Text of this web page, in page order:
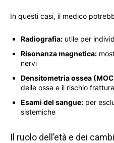
In questi casi, il medico
Radiografia: utile per
Risonanza magnetica:
nervi
Densitometria ossea
delle ossa e il rischio frattura
Esami del sangue: per
sistemiche
Il ruolo dell’età e dei